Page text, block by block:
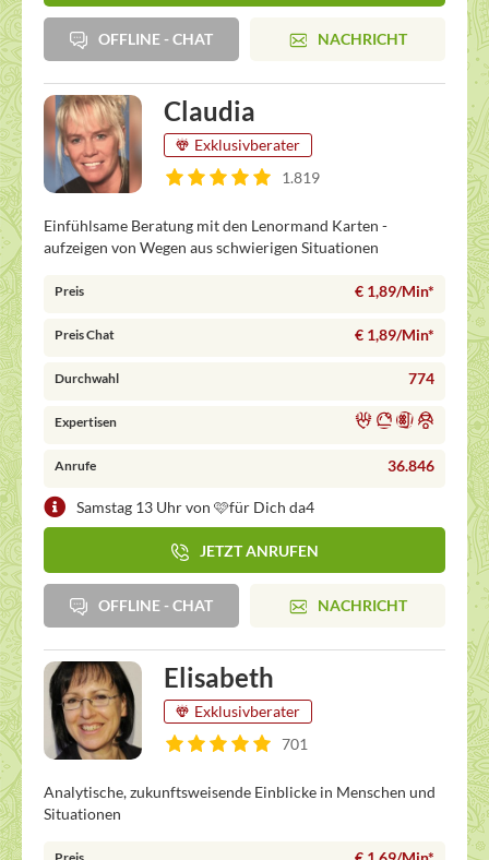
OFFLINE - CHAT NACHRICHT
Claudia
Exklusivberater
1.819
Einfühlsame Beratung mit den Lenormand Karten -
aufzeigen von Wegen aus schwierigen Situationen
Preis € 1,89/Min*
Preis Chat € 1,89/Min*
Durchwahl 774
Expertisen
Anrufe 36.846
Samstag 13 Uhr von 🩷für Dich da4
JETZT ANRUFEN
OFFLINE - CHAT NACHRICHT
Elisabeth
Exklusivberater
701
Analytische, zukunftsweisende Einblicke in Menschen und
Situationen